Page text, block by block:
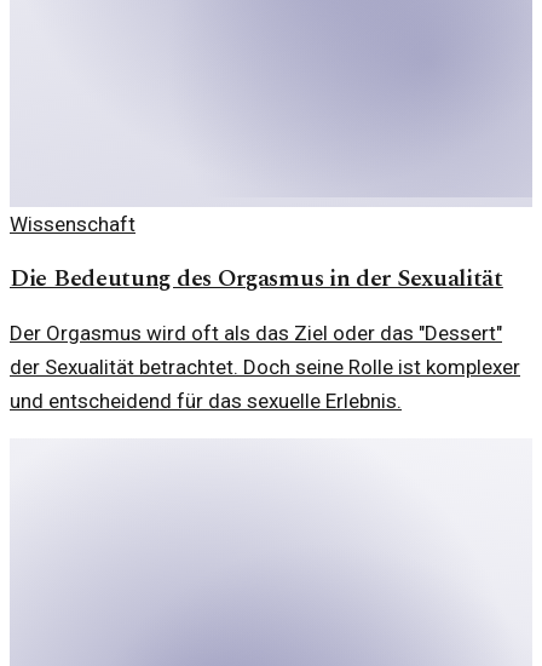
Wissenschaft
Die Bedeutung des Orgasmus in der Sexualität
Der Orgasmus wird oft als das Ziel oder das "Dessert"
der Sexualität betrachtet. Doch seine Rolle ist komplexer
und entscheidend für das sexuelle Erlebnis.